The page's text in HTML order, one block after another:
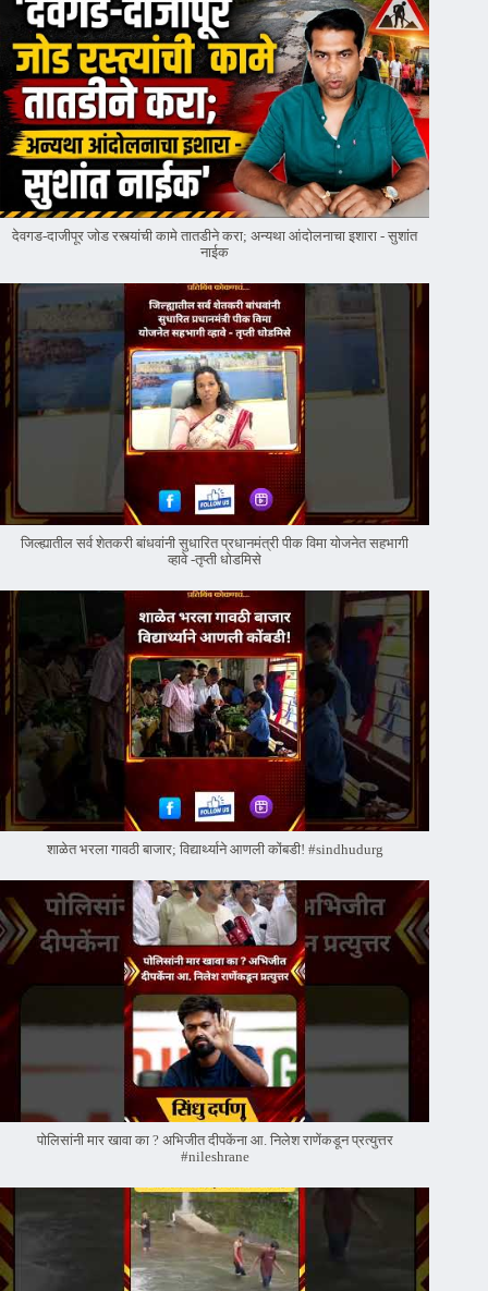
देवगड-दाजीपूर जोड रस्त्यांची कामे तातडीने करा; अन्यथा आंदोलनाचा इशारा - सुशांत
नाईक
जिल्ह्यातील सर्व शेतकरी बांधवांनी सुधारित प्रधानमंत्री पीक विमा योजनेत सहभागी
व्हावे -तृप्ती धोडमिसे
शाळेत भरला गावठी बाजार; विद्यार्थ्याने आणली कोंबडी! #sindhudurg
पोलिसांनी मार खावा का ? अभिजीत दीपकेंना आ. निलेश राणेंकडून प्रत्युत्तर
#nileshrane